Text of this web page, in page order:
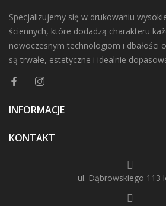
Specjalizujemy się w drukowaniu
ściennych, które dodadzą charakteru
nowoczesnym technologiom i dbałości
są trwałe, estetyczne i idealnie
INFORMACJE
KONTAKT
ul. Dąbrowskiego 113